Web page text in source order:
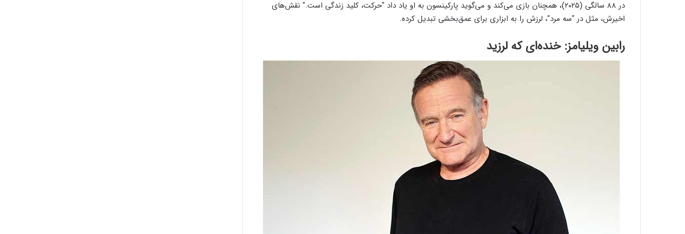
در ۸۸ سالگی (۲۰۲۵)، همچنان بازی می‌کند و می‌گوید پارکینسون به او یاد داد “حرکت، کلید زندگی است.” نقش‌های
اخیرش، مثل در “سه مرد”، لرزش را به ابزاری برای عمق‌بخشی تبدیل کرده.
رابین ویلیامز: خنده‌ای که لرزید